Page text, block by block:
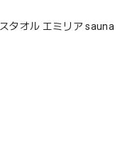
タオル エミリア sauna